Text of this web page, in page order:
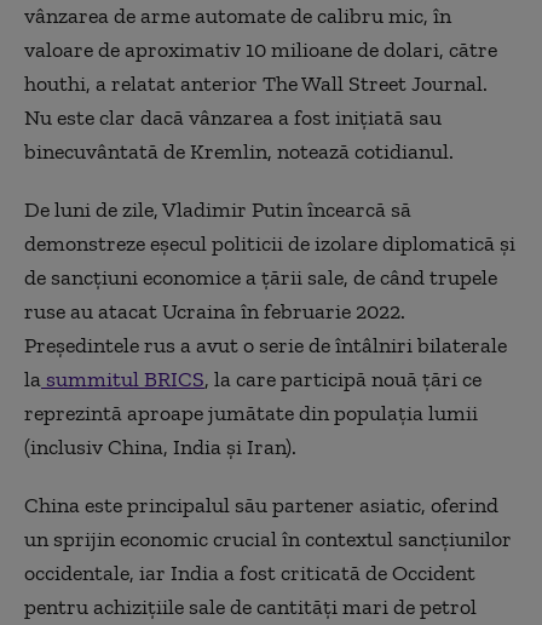
vânzarea de arme automate de calibru mic, în
valoare de aproximativ 10 milioane de dolari, către
houthi, a relatat anterior The Wall Street Journal.
Nu este clar dacă vânzarea a fost iniţiată sau
binecuvântată de Kremlin, notează cotidianul.
De luni de zile, Vladimir Putin încearcă să
demonstreze eşecul politicii de izolare diplomatică şi
de sancţiuni economice a ţării sale, de când trupele
ruse au atacat Ucraina în februarie 2022.
Preşedintele rus a avut o serie de întâlniri bilaterale
la summitul BRICS, la care participă nouă ţări ce
reprezintă aproape jumătate din populaţia lumii
(inclusiv China, India şi Iran).
China este principalul său partener asiatic, oferind
un sprijin economic crucial în contextul sancţiunilor
occidentale, iar India a fost criticată de Occident
pentru achiziţiile sale de cantităţi mari de petrol